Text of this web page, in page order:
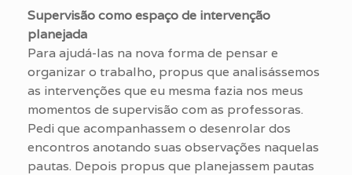
Supervisão como espaço de intervenção
planejada
Para ajudá-las na nova forma de pensar e
organizar o trabalho, propus que analisássemos
as intervenções que eu mesma fazia nos meus
momentos de supervisão com as professoras.
Pedi que acompanhassem o desenrolar dos
encontros anotando suas observações naquelas
pautas. Depois propus que planejassem pautas